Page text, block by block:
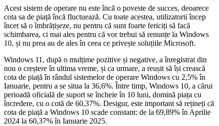
Acest sistem de operare nu este încă o poveste de succes, deoarece
cota sa de piață încă fluctuează. Cu toate acestea, utilizatorii încep
încet să o îmbrățișeze, nu pentru că sunt foarte fericiți să facă
schimbarea, ci mai ales pentru că vor trebui să renunțe la Windows
10, și nu prea au de ales în ceea ce privește soluțiile Microsoft.
Windows 11, după o mulțime pozitive și negative, a înregistrat din
nou o creștere în ultima vreme, și ca urmare, a reușit să își crească
cota de piață în rândul sistemelor de operare Windows cu 2,5% în
Ianuarie, pentru a se situa la 36,6%. Între timp, Windows 10, a cărui
perioadă oficială de suport se încheie în 10 luni, domină piața cu
încredere, cu o cotă de 60,37%. Desigur, este important să rețineți că
cota de piață a Windows 10 scade constant: de la 69,89% în Aprilie
2024 la 60,37% în Ianuarie 2025.